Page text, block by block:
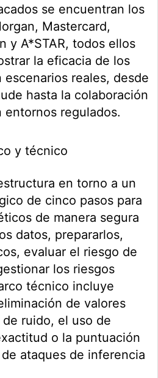
se encuentran los
Mastercard,
y A*STAR, todos ellos
la eficacia de los
reales, desde
hasta la colaboración
regulados.
y técnico
en torno a un
de cinco pasos para
de manera segura
datos, prepararlos,
evaluar el riesgo de
los riesgos
técnico incluye
de valores
ruido, el uso de
o la puntuación
ataques de inferencia